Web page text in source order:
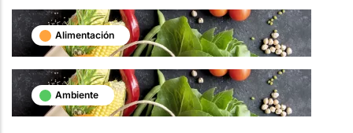
Alimentación
Ambiente